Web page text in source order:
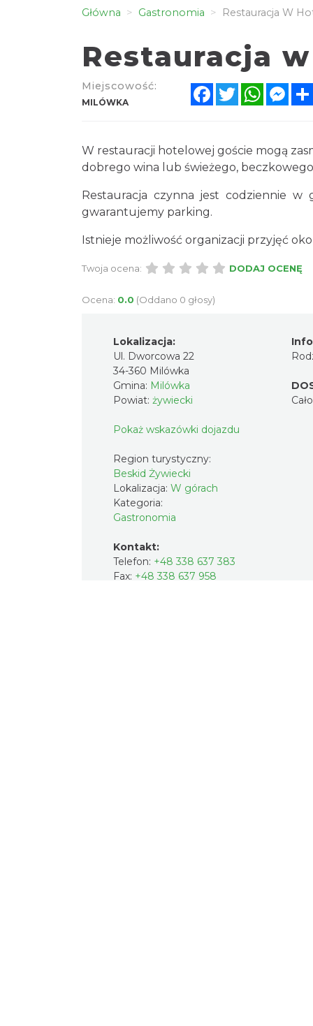
Główna Gastronomia Restauracja W
Restauracja
Miejscowość:
MILÓWKA
FacebookTwitter
W restauracji hotelowej goście mogą
dobrego wina lub świeżego,
Restauracja czynna jest codziennie w
gwarantujemy parking.
Istnieje możliwość organizacji przyjęć
Twoja ocena: DODAJ OCENĘ
Ocena: 0.0 (Oddano 0 głosy)
Lokalizacja:
Ul. Dworcowa 22
34-360 Milówka
Gmina: Milówka
Powiat: żywiecki
Pokaż wskazówki dojazdu
Region turystyczny:
Beskid Żywiecki
Lokalizacja: W górach
Kategoria:
Gastronomia
Kontakt:
Telefon: +48 338 637 383
Fax: +48 338 637 958